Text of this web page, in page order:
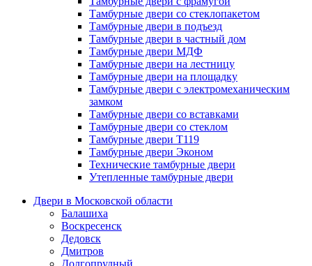
Тамбурные двери со стеклопакетом
Тамбурные двери в подъезд
Тамбурные двери в частный дом
Тамбурные двери МДФ
Тамбурные двери на лестницу
Тамбурные двери на площадку
Тамбурные двери с электромеханическим
замком
Тамбурные двери со вставками
Тамбурные двери со стеклом
Тамбурные двери Т119
Тамбурные двери Эконом
Технические тамбурные двери
Утепленные тамбурные двери
Двери в Московской области
Балашиха
Воскресенск
Дедовск
Дмитров
Долгопрудный